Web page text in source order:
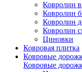
Ковролин
Ковролин
Ковролин
Ковролин
Циновки
Ковровая плитка
Ковровые
Ковровые